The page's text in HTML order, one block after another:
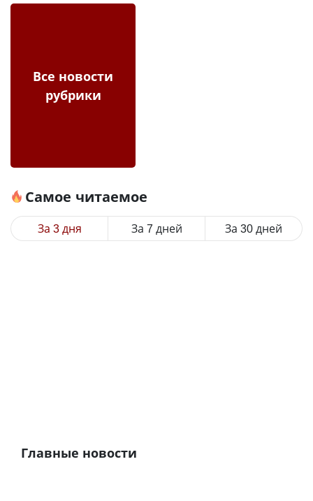
Все новости
рубрики
Самое читаемое
За 3 дня За 7 дней За 30 дней
Главные новости